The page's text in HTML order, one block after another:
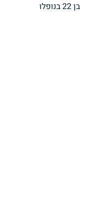
בן 22 בנופלו